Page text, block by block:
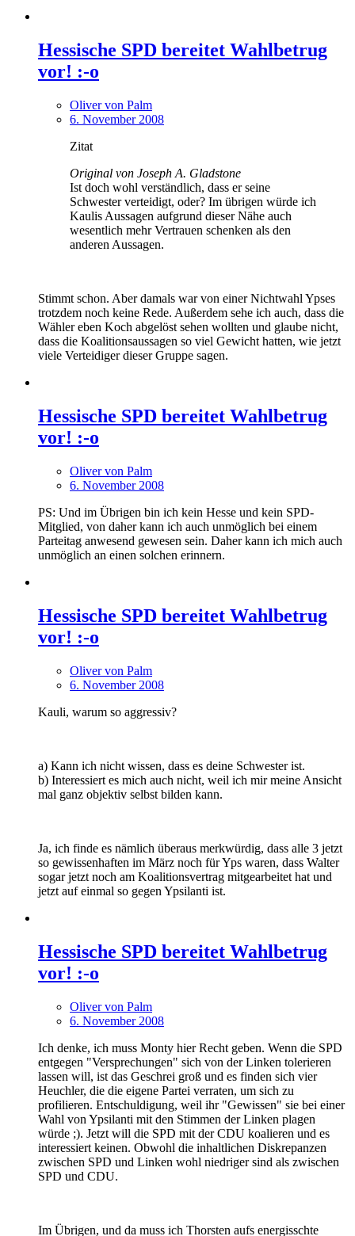
Hessische SPD bereitet Wahlbetrug
vor! :-o
Oliver von Palm
6. November 2008
Zitat
Original von Joseph A. Gladstone
Ist doch wohl verständlich, dass er seine
Schwester verteidigt, oder? Im übrigen würde ich
Kaulis Aussagen aufgrund dieser Nähe auch
wesentlich mehr Vertrauen schenken als den
anderen Aussagen.
Stimmt schon. Aber damals war von einer Nichtwahl Ypses
trotzdem noch keine Rede. Außerdem sehe ich auch, dass die
Wähler eben Koch abgelöst sehen wollten und glaube nicht,
dass die Koalitionsaussagen so viel Gewicht hatten, wie jetzt
viele Verteidiger dieser Gruppe sagen.
Hessische SPD bereitet Wahlbetrug
vor! :-o
Oliver von Palm
6. November 2008
PS: Und im Übrigen bin ich kein Hesse und kein SPD-
Mitglied, von daher kann ich auch unmöglich bei einem
Parteitag anwesend gewesen sein. Daher kann ich mich auch
unmöglich an einen solchen erinnern.
Hessische SPD bereitet Wahlbetrug
vor! :-o
Oliver von Palm
6. November 2008
Kauli, warum so aggressiv?
a) Kann ich nicht wissen, dass es deine Schwester ist.
b) Interessiert es mich auch nicht, weil ich mir meine Ansicht
mal ganz objektiv selbst bilden kann.
Ja, ich finde es nämlich überaus merkwürdig, dass alle 3 jetzt
so gewissenhaften im März noch für Yps waren, dass Walter
sogar jetzt noch am Koalitionsvertrag mitgearbeitet hat und
jetzt auf einmal so gegen Ypsilanti ist.
Hessische SPD bereitet Wahlbetrug
vor! :-o
Oliver von Palm
6. November 2008
Ich denke, ich muss Monty hier Recht geben. Wenn die SPD
entgegen "Versprechungen" sich von der Linken tolerieren
lassen will, ist das Geschrei groß und es finden sich vier
Heuchler, die die eigene Partei verraten, um sich zu
profilieren. Entschuldigung, weil ihr "Gewissen" sie bei einer
Wahl von Ypsilanti mit den Stimmen der Linken plagen
würde ;). Jetzt will die SPD mit der CDU koalieren und es
interessiert keinen. Obwohl die inhaltlichen Diskrepanzen
zwischen SPD und Linken wohl niedriger sind als zwischen
SPD und CDU.
Im Übrigen, und da muss ich Thorsten aufs energisschte